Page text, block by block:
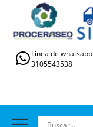
Linea de whatsapp
3105543538